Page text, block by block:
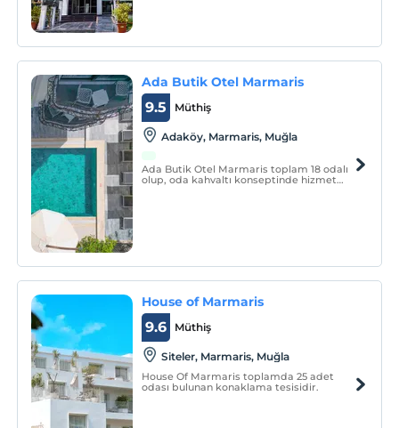
Ada Butik Otel Marmaris
Müthiş
9.5
Adaköy, Marmaris, Muğla
Ada Butik Otel Marmaris toplam 18 odalı
olup, oda kahvaltı konseptinde hizmet
House of Marmaris
Müthiş
9.6
Siteler, Marmaris, Muğla
House Of Marmaris toplamda 25 adet
odası bulunan konaklama tesisidir.